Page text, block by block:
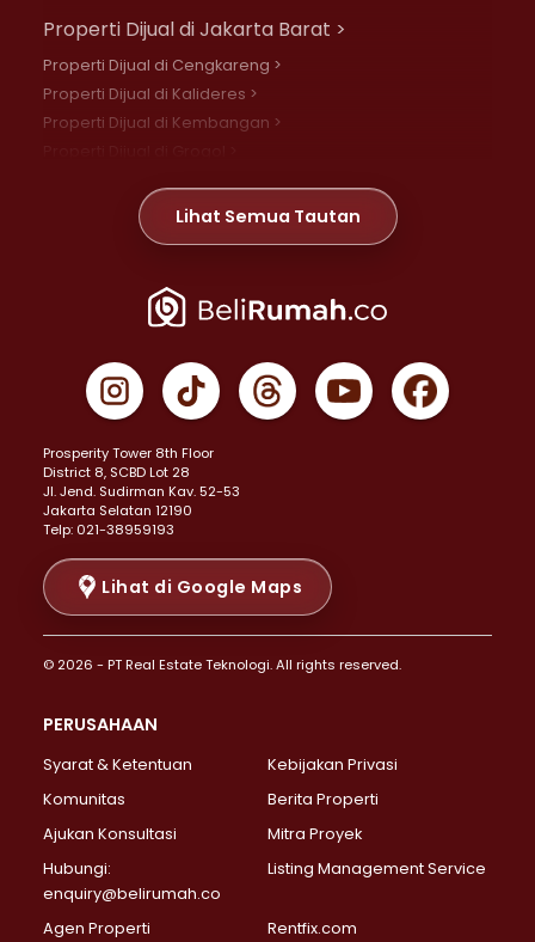
Properti Dijual di Jakarta Barat >
Properti Dijual di Cengkareng >
Properti Dijual di Kalideres >
Properti Dijual di Kembangan >
Properti Dijual di Meruya >
Properti Dijual di Jelambar >
Properti Dijual di Jakarta Pusat >
Properti Dijual di Gambir >
Properti Dijual di Johar Baru >
Properti Dijual di Menteng >
Properti Dijual di Senen >
Properti Dijual di Tanah Abang >
Properti Dijual di Cikini >
Properti Dijual di Kramat >
Properti Dijual di Pasar Baru >
Properti Dijual di Bendungan Hilir >
Properti Dijual di Jakarta Selatan >
Properti Dijual di Lebak Bulus >
Properti Dijual di Gandaria Selatan >
Properti Dijual di Pondok Labu >
Properti Dijual di Lenteng Agung >
Properti Dijual di Senayan >
Properti Dijual di Pondok Pinang >
Lihat Semua Tautan
Prosperity Tower 8th Floor
District 8, SCBD Lot 28
JI. Jend. Sudirman Kav. 52-53
Jakarta Selatan 12190
Telp: 021-38959193
Lihat di Google Maps
© 2026 - PT Real Estate Teknologi. All rights reserved.
PERUSAHAAN
Syarat & Ketentuan
Kebijakan Privasi
Komunitas
Berita Properti
Ajukan Konsultasi
Mitra Proyek
Hubungi:
enquiry@belirumah.co
Listing Management Service
Agen Properti Rentfix.com